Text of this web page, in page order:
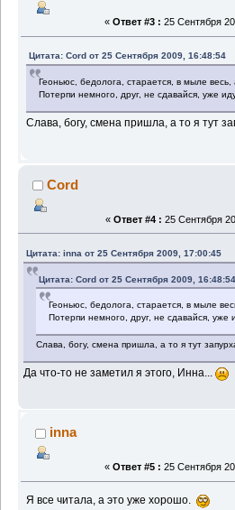
« Ответ #3 : 25 Сентября
Цитата: Cord от 25 Сентября 2009, 16:48:54
Геоньюс, бедолога, старается, в мыле весь,
Потерпи немного, друг, не сдавайся, уже
Слава, богу, смена пришла, а то я тут
Cord
« Ответ #4 : 25 Сентября
Цитата: inna от 25 Сентября 2009, 17:00:45
Цитата: Cord от 25 Сентября 2009, 16:48:54
Геоньюс, бедолога, старается, в мыле
Потерпи немного, друг, не сдавайся, уже
Слава, богу, смена пришла, а то я тут
Да что-то не заметил я этого, Инна...
inna
« Ответ #5 : 25 Сентября
Я все читала, а это уже хорошо.